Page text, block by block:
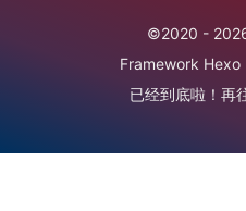
©2020 -
Framework Hexo
已经到底啦！再